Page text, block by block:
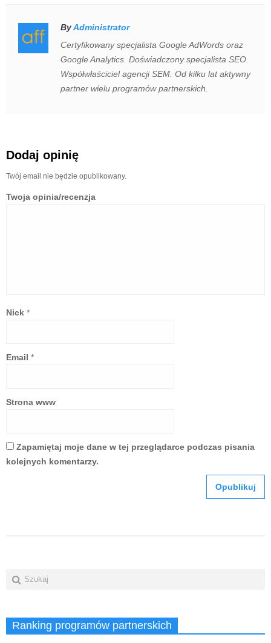
ByAdministrator
Certyfikowany specjalista Google AdWords oraz
Google Analytics. Doświadczony specjalista SEO.
Współwłaściciel agencji SEM. Od kilku lat aktywny
partner wielu programów partnerskich.
Dodaj opinię
Twój email nie będzie opublikowany.
Twoja opinia/recenzja
Nick *
Email *
Strona www
Zapamiętaj moje dane w tej przeglądarce podczas pisania
kolejnych komentarzy.
Ranking programów partnerskich